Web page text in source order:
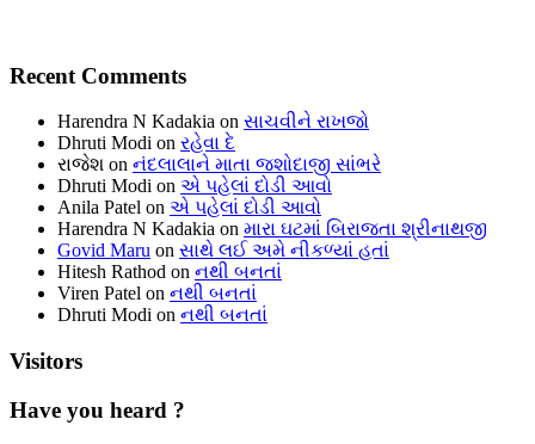
Recent Comments
Harendra N Kadakia on સાચવીને રાખજો
Dhruti Modi on રહેવા દે
રાજેશ on નંદલાલાને માતા જશોદાજી સાંભરે
Dhruti Modi on એ પહેલાં દોડી આવો
Anila Patel on એ પહેલાં દોડી આવો
Harendra N Kadakia on મારા ઘટમાં બિરાજતા શ્રીનાથજી
Govid Maru on સાથે લઈ અમે નીકળ્યાં હતાં
Hitesh Rathod on નથી બનતાં
Viren Patel on નથી બનતાં
Dhruti Modi on નથી બનતાં
Visitors
Have you heard ?